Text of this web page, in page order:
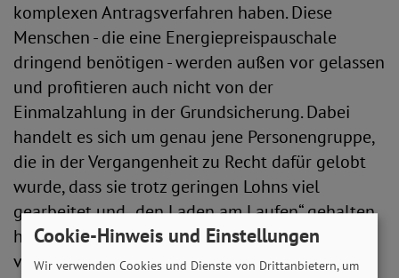
komplexen Antragsverfahren haben. Diese
Menschen - die eine Energiepreispauschale
dringend benötigen - werden außen vor gelassen
und profitieren auch nicht von der
Einmalzahlung in der Grundsicherung. Dabei
handelt es sich um genau jene Personengruppe,
die in der Vergangenheit zu Recht dafür gelobt
wurde, dass sie trotz geringen Lohns viel
gearbeitet und „den Laden am Laufen“ gehalten
hat. Diese Menschen werden jetzt leider erneut
vergessen.
Cookie-Hinweis und Einstellungen
Wir verwenden Cookies und Dienste von Drittanbietern, um